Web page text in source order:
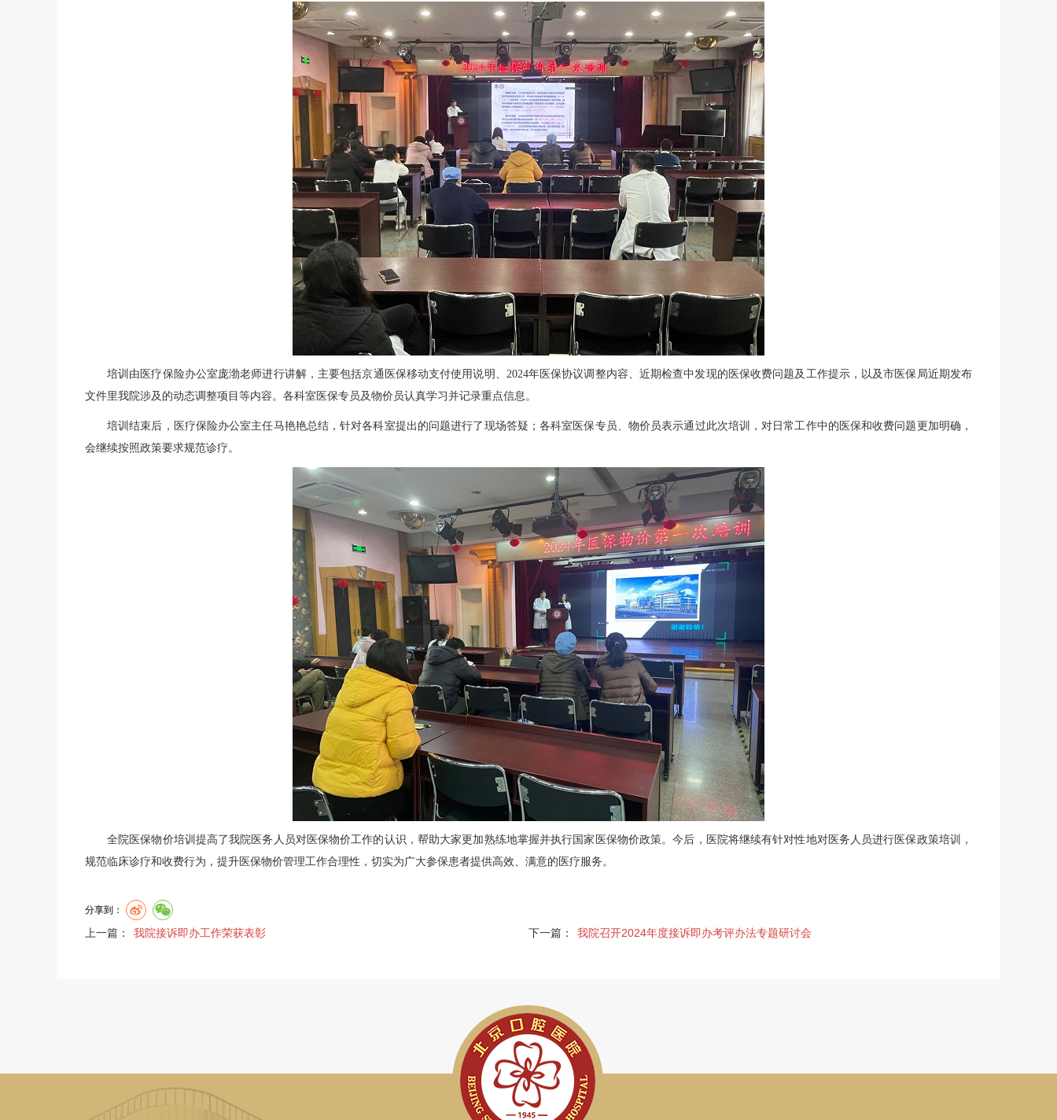
培训由医疗保险办公室庞渤老师进行讲解，主要包括京通医保移动支付使用说明、2024年医保协议调整内容、近期检查中发现的医保收费问题及工作提示，以及市医保局近期发布
文件里我院涉及的动态调整项目等内容。各科室医保专员及物价员认真学习并记录重点信息。
培训结束后，医疗保险办公室主任马艳艳总结，针对各科室提出的问题进行了现场答疑；各科室医保专员、物价员表示通过此次培训，对日常工作中的医保和收费问题更加明确，
会继续按照政策要求规范诊疗。
全院医保物价培训提高了我院医务人员对医保物价工作的认识，帮助大家更加熟练地掌握并执行国家医保物价政策。今后，医院将继续有针对性地对医务人员进行医保政策培训，
规范临床诊疗和收费行为，提升医保物价管理工作合理性，切实为广大参保患者提供高效、满意的医疗服务。
分享到：
上一篇： 我院接诉即办工作荣获表彰 下一篇： 我院召开2024年度接诉即办考评办法专题研讨会